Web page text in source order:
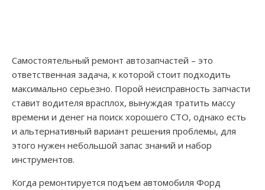
Самостоятельный ремонт автозапчастей – это
ответственная задача, к которой стоит подходить
максимально серьезно. Порой неисправность запчасти
ставит водителя врасплох, вынуждая тратить массу
времени и денег на поиск хорошего СТО, однако есть
и альтернативный вариант решения проблемы, для
этого нужен небольшой запас знаний и набор
инструментов.
Когда ремонтируется подъем автомобиля Форд